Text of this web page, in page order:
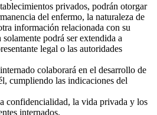
privados, podrán otorgar
del enfermo, la naturaleza de
información relacionada con su
podrá ser extendida a
legal o las autoridades
colaborará en el desarrollo de
cumpliendo las indicaciones del
confidencialidad, la vida privada y los
internados.